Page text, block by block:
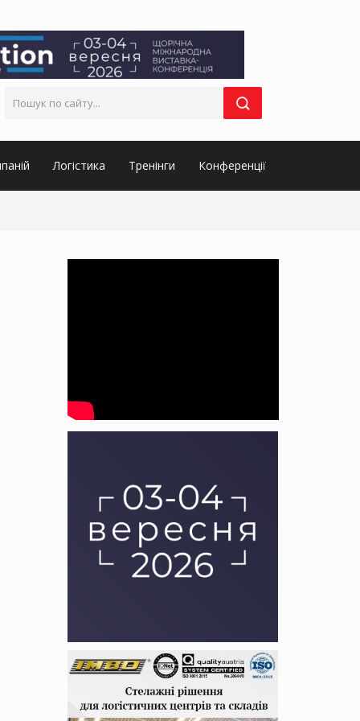
Логістика Тренінги Конференції